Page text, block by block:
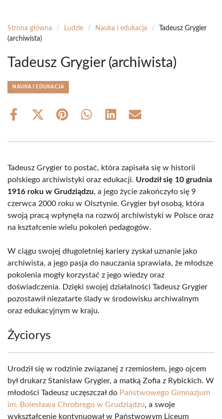
Strona główna / Ludzie / Nauka i edukacja /
Tadeusz Grygier
(archiwista)
Tadeusz Grygier (archiwista)
NAUKA I EDUKACJA
Share
Share
(Twitter)
Share Share Share Share
Tadeusz Grygier to postać, która zapisała się w historii
polskiego archiwistyki oraz edukacji. Urodził się 10 grudnia
1916 roku w Grudziądzu, a jego życie zakończyło się 9
czerwca 2000 roku w Olsztynie. Grygier był osobą, która
swoją pracą wpłynęła na rozwój archiwistyki w Polsce oraz
na kształcenie wielu pokoleń pedagogów.
W ciągu swojej długoletniej kariery zyskał uznanie jako
archiwista, a jego pasja do nauczania sprawiała, że młodsze
pokolenia mogły korzystać z jego wiedzy oraz
doświadczenia. Dzięki swojej działalności Tadeusz Grygier
pozostawił niezatarte ślady w środowisku archiwalnym
oraz edukacyjnym w kraju.
Życiorys
Urodził się w rodzinie związanej z rzemiosłem, jego ojcem
był drukarz Stanisław Grygier, a matką Zofia z Rybickich. W
młodości Tadeusz uczęszczał do Państwowego Gimnazjum
im. Bolesława Chrobrego w Grudziądzu, a swoje
wykształcenie kontynuował w Państwowym Liceum